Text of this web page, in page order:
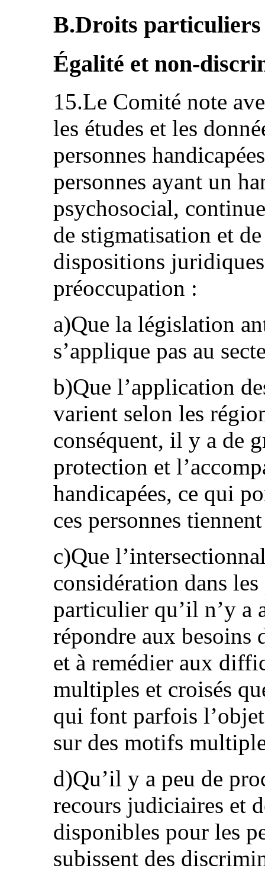
B.Droits particuliers
Égalité et non-
15.Le Comité note
les études et les
personnes
personnes ayant un
psychosocial,
de stigmatisation et
dispositions
préoccupation :
a)Que la législation
s’applique pas au
b)Que l’application
varient selon les
conséquent, il y a de
protection et
handicapées, ce qui
ces personnes
c)Que
considération dans
particulier qu’il n’y a
répondre aux besoins
et à remédier aux
multiples et croisés
qui font parfois
sur des motifs
d)Qu’il y a peu de
recours judiciaires et
disponibles pour les
subissent des